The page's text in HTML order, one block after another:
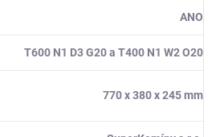
ANO
T600 N1 D3 G20 a T400 N1 W2 O20
770 x 380 x 245 mm